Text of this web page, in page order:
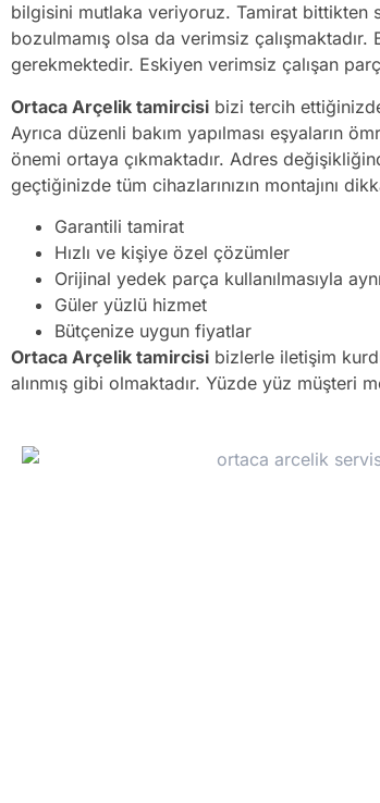
bilgisini mutlaka veriyoruz. Tamirat bittikten
bozulmamış olsa da verimsiz çalışmaktadır.
gerekmektedir. Eskiyen verimsiz çalışan
Ortaca Arçelik tamircisi bizi tercih
Ayrıca düzenli bakım yapılması eşyaların
önemi ortaya çıkmaktadır. Adres
geçtiğinizde tüm cihazlarınızın montajını
Garantili tamirat
Hızlı ve kişiye özel çözümler
Orijinal yedek parça kullanılmasıyla
Güler yüzlü hizmet
Bütçenize uygun fiyatlar
Ortaca Arçelik tamircisi bizlerle iletişim
alınmış gibi olmaktadır. Yüzde yüz müşteri